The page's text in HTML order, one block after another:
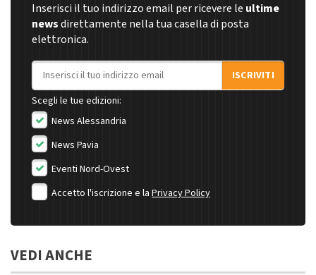
Inserisci il tuo indirizzo email per ricevere le ultime
newsdirettamente nella tua casella di posta
elettronica.
Indirizzo email
ISCRIVITI
Scegli le tue edizioni:
News Alessandria
News Pavia
Eventi Nord-Ovest
Accetto l'iscrizione e la Privacy Policy
VEDI ANCHE